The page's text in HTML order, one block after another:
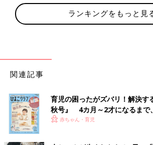
ランキングをもっと見
関連記事
育児の困ったがズバリ！解決す
秋号』 4カ月～2才になるまで
いっぱい！
赤ちゃん・育児